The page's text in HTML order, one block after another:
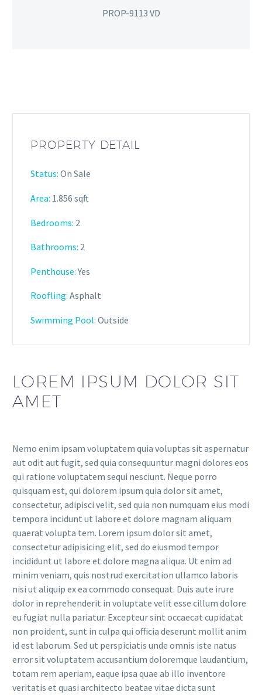
PROP-9113 VD
PROPERTY DETAIL
Status: On Sale
Area: 1.856 sqft
Bedrooms: 2
Bathrooms: 2
Penthouse:Yes
Roofling: Asphalt
Swimming Pool: Outside
LOREM IPSUM DOLOR SIT
AMET
Nemo enim ipsam voluptatem quia voluptas sit aspernatur
aut odit aut fugit, sed quia consequuntur magni dolores eos
qui ratione voluptatem sequi nesciunt. Neque porro
quisquam est, qui dolorem ipsum quia dolor sit amet,
consectetur, adipisci velit, sed quia non numquam eius modi
tempora incidunt ut labore et dolore magnam aliquam
quaerat volupta tem. Lorem ipsum dolor sit amet,
consectetur adipisicing elit, sed do eiusmod tempor
incididunt ut labore et dolore magna aliqua. Ut enim ad
minim veniam, quis nostrud exercitation ullamco laboris
nisi ut aliquip ex ea commodo consequat. Duis aute irure
dolor in reprehenderit in voluptate velit esse cillum dolore
eu fugiat nulla pariatur. Excepteur sint occaecat cupidatat
non proident, sunt in culpa qui officia deserunt mollit anim
id est laborum. Sed ut perspiciatis unde omnis iste natus
error sit voluptatem accusantium doloremque laudantium,
totam rem aperiam, eaque ipsa quae ab illo inventore
veritatis et quasi architecto beatae vitae dicta sunt